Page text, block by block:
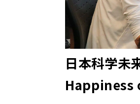
日本科学未
Happiness